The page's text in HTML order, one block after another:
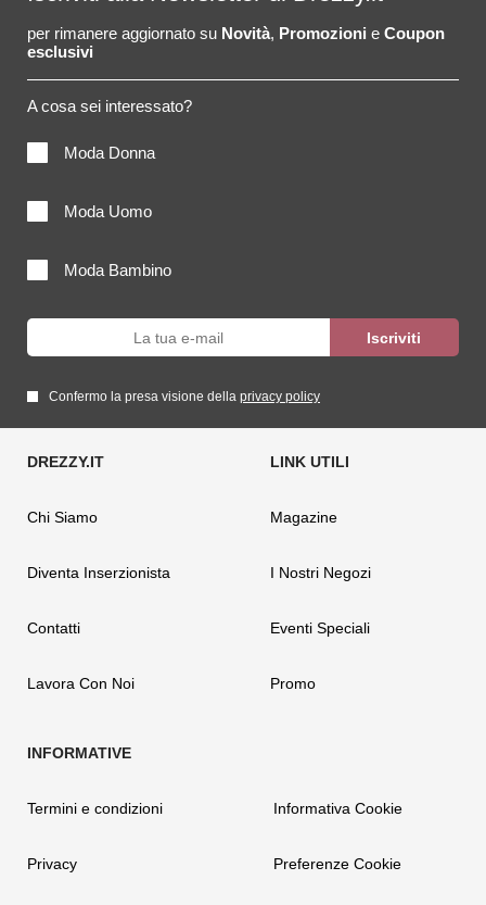
per rimanere aggiornato su Novità, Promozioni e Coupon
esclusivi
A cosa sei interessato?
Moda Donna
Moda Uomo
Moda Bambino
Confermo la presa visione della privacy policy
Chi Siamo
Diventa Inserzionista
Contatti
Lavora Con Noi
Magazine
I Nostri Negozi
Eventi Speciali
Promo
Termini e condizioni
Privacy
Informativa Cookie
Preferenze Cookie